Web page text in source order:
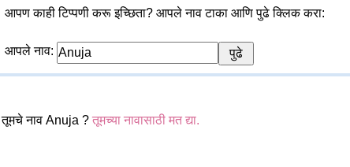
आपण काही टिप्पणी करू इच्छिता? आपले नाव टाका आणि पुढे क्लिक करा:
आपले नाव:
तूमचे नाव Anuja ? तूमच्या नावासाठी मत द्या.